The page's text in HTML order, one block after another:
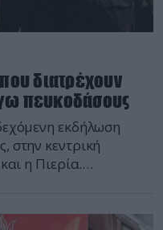
διατρέχουν
πευκοδάσους
εκδήλωση
στην κεντρική
η Πιερία.
ιδιαιτερότητες των